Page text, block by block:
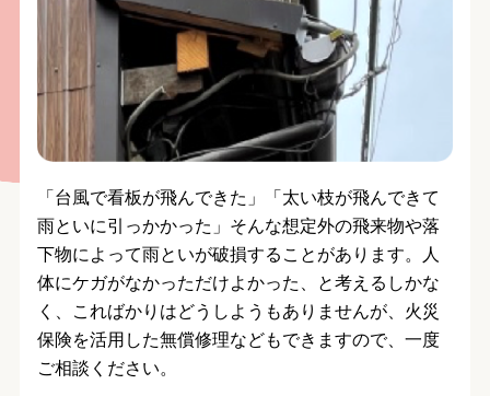
「台風で看板が飛んできた」「太い枝が飛んできて
雨といに引っかかった」そんな想定外の飛来物や落
下物によって雨といが破損することがあります。人
体にケガがなかっただけよかった、と考えるしかな
く、こればかりはどうしようもありませんが、火災
保険を活用した無償修理などもできますので、一度
ご相談ください。